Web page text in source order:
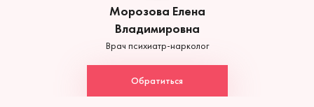
Морозова Елена
Владимировна
Врач психиатр-нарколог
Обратиться